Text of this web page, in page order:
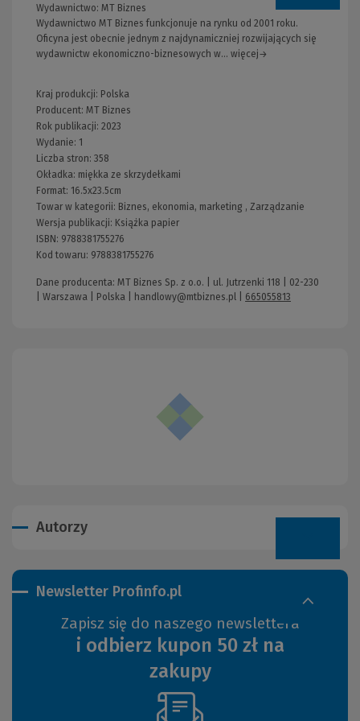
Wydawnictwo: MT Biznes
Wydawnictwo MT Biznes funkcjonuje na rynku od 2001 roku.
Oficyna jest obecnie jednym z najdynamiczniej rozwijających się
wydawnictw ekonomiczno-biznesowych w... więcej→
Kraj produkcji: Polska
Producent: MT Biznes
Rok publikacji: 2023
Wydanie: 1
Liczba stron: 358
Okładka: miękka ze skrzydełkami
Format: 16.5x23.5cm
Towar w kategorii: Biznes, ekonomia, marketing , Zarządzanie
Wersja publikacji: Książka papier
ISBN: 9788381755276
Kod towaru: 9788381755276
Dane producenta: MT Biznes Sp. z o.o. | ul. Jutrzenki 118 | 02-230
| Warszawa | Polska | handlowy@mtbiznes.pl 665055813
Autorzy
Newsletter Profinfo.pl
Zapisz się do naszego newslettera
i odbierz kupon 50 zł na
zakupy